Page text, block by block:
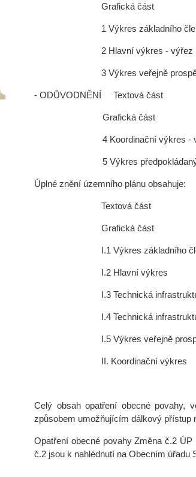
Grafická část
1 Výkres základního
2 Hlavní
3 Výkres veřejně prospěšných
- ODŮVODNĚNÍ Textová část
Grafická část
4 Koordinační
5 Výkres
Úplné znění územního plánu obsahuje:
Textová část
Grafická část
I.1 Výkres
I.2 Hlavní
I.3 Technická
I.4 Technická infrastruktura
I.5 Výkres veřejně
II.
Celý obsah opatření obecné povahy,
způsobem umožňujícím dálkový přístup
Opatření obecné povahy Změna č.2
č.2 jsou k nahlédnutí na Obecním úřadu